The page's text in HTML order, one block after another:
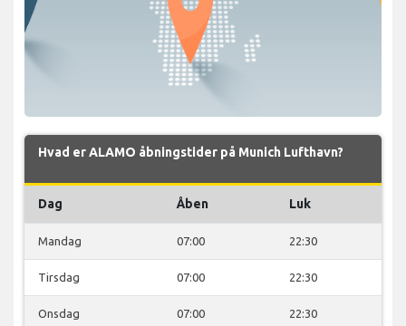
Hvad er ALAMO åbningstider på Munich Lufthavn?
Dag Åben Luk
Mandag 07:00 22:30
Tirsdag 07:00 22:30
Onsdag 07:00 22:30